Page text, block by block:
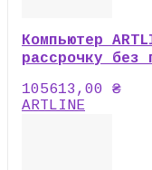
Компьютер
рассрочку без
105613,00 ₴
ARTLINE